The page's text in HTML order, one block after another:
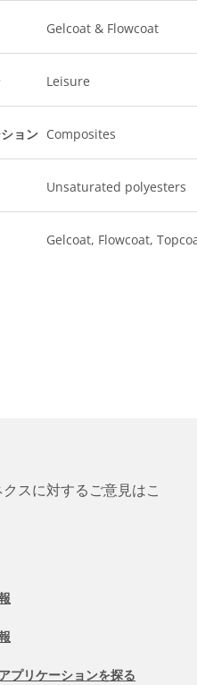
Gelcoat & Flowcoat
Leisure
ョン Composites
Unsaturated polyesters
Gelcoat, Flowcoat,
スに対するご意見はこ
プリケーションを探る